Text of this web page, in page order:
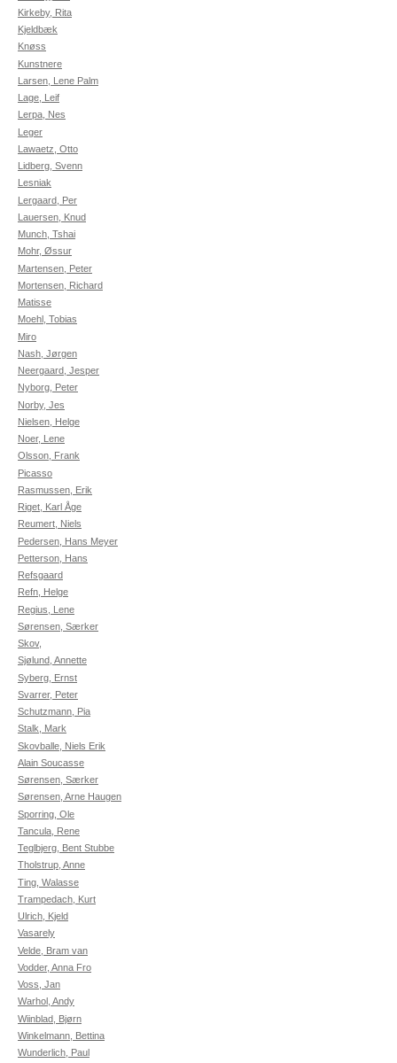
Kirkeby, Rita
Kjeldbæk
Knøss
Kunstnere
Larsen, Lene Palm
Lage, Leif
Lerpa, Nes
Leger
Lawaetz, Otto
Lidberg, Svenn
Lesniak
Lergaard, Per
Lauersen, Knud
Munch, Tshai
Mohr, Øssur
Martensen, Peter
Mortensen, Richard
Matisse
Moehl, Tobias
Miro
Nash, Jørgen
Neergaard, Jesper
Nyborg, Peter
Norby, Jes
Nielsen, Helge
Noer, Lene
Olsson, Frank
Picasso
Rasmussen, Erik
Riget, Karl Åge
Reumert, Niels
Pedersen, Hans Meyer
Petterson, Hans
Refsgaard
Refn, Helge
Regius, Lene
Sørensen, Særker
Skov,
Sjølund, Annette
Syberg, Ernst
Svarrer, Peter
Schutzmann, Pia
Stalk, Mark
Skovballe, Niels Erik
Alain Soucasse
Sørensen, Særker
Sørensen, Arne Haugen
Sporring, Ole
Tancula, Rene
Teglbjerg, Bent Stubbe
Tholstrup, Anne
Ting, Walasse
Trampedach, Kurt
Ulrich, Kjeld
Vasarely
Velde, Bram van
Vodder, Anna Fro
Voss, Jan
Warhol, Andy
Wiinblad, Bjørn
Winkelmann, Bettina
Wunderlich, Paul